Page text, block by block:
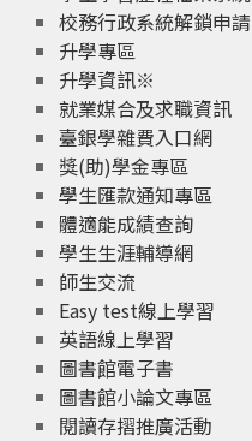
校務行政系統解鎖申請
升學專區
升學資訊※
就業媒合及求職資訊
臺銀學雜費入口網
獎(助)學金專區
學生匯款通知專區
體適能成績查詢
學生生涯輔導網
師生交流
Easy test線上學習
英語線上學習
圖書館電子書
圖書館小論文專區
閱讀存摺推廣活動